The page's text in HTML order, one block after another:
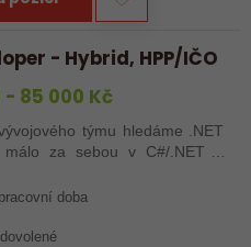
- Hybrid, HPP/IČO
- 85 000 Kč
týmu hledáme .NET
za sebou v C#/.NET a
Hledáme
doba